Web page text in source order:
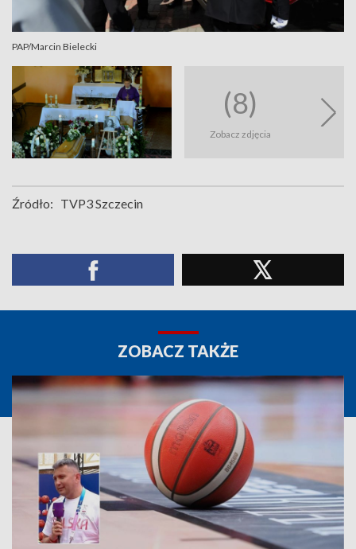
PAP/Marcin Bielecki
(8)
Zobacz zdjęcia
Źródło: TVP3 Szczecin
ZOBACZ TAKŻE